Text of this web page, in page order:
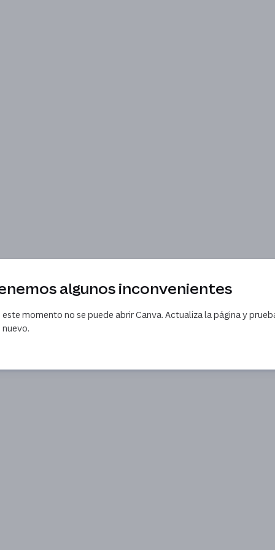
algunos inconvenientes
este momento no se puede abrir Canva. Actualiza la página y
nuevo.